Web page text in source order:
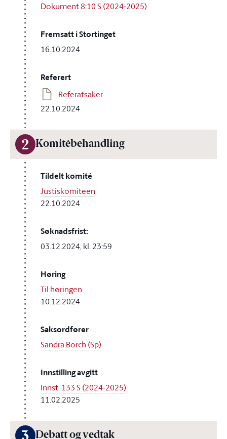
Dokument 8:10 S (2024-2025)
Fremsatt i Stortinget
16.10.2024
Referert
Referatsaker
22.10.2024
2 Komitébehandling
Tildelt komité
Justiskomiteen
22.10.2024
Søknadsfrist:
03.12.2024, kl. 23:59
Høring
Til høringen
10.12.2024
Saksordfører
Sandra Borch (Sp)
Innstilling avgitt
Innst. 133 S (2024-2025)
11.02.2025
Debatt og vedtak